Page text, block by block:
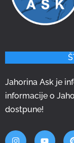
Jahorina Ask je
informacije o
dostpune!